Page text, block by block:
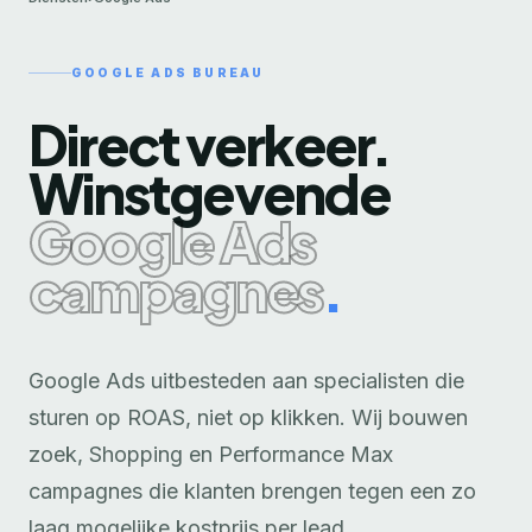
GOOGLE ADS BUREAU
Direct verkeer.
Winstgevende
Google Ads
campagnes.
Google Ads uitbesteden aan specialisten die
sturen op ROAS, niet op klikken. Wij bouwen
zoek, Shopping en Performance Max
campagnes die klanten brengen tegen een zo